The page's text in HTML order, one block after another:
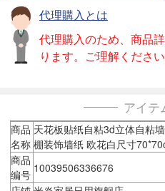
代理購入とは
代理購入のため、商品
ります。ご理解ください
アイテ
商品
名称
天花板贴纸自粘3d立体自粘
棚装饰墙纸 欧花白尺寸
商品
编号 10039506336676